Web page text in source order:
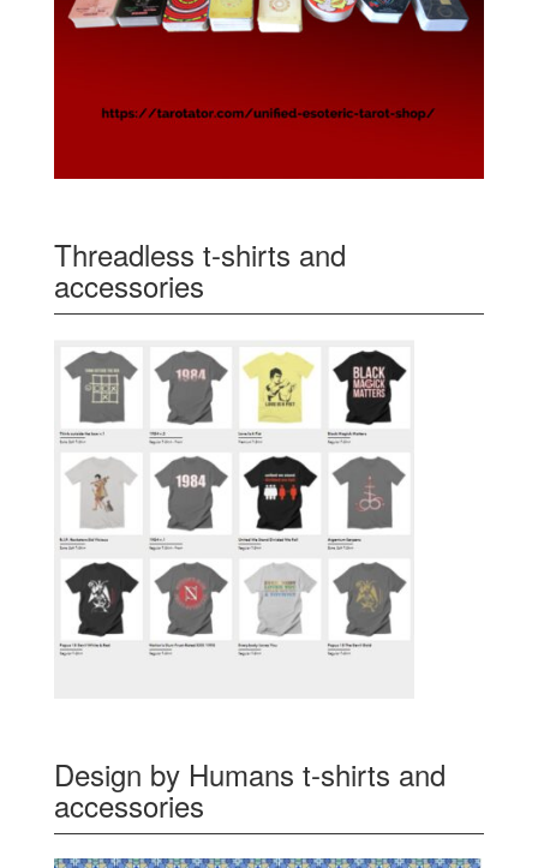
Threadless t-shirts and
accessories
Design by Humans t-shirts and
accessories